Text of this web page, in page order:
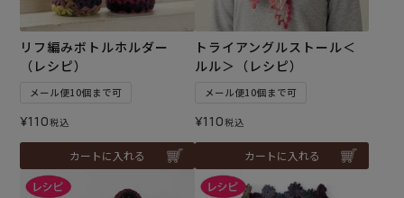
リフ編みボトルホルダー
（レシピ）
メール便10個まで可
¥110税込
カートに入れる
トライアングルストール＜
ルル＞（レシピ）
メール便10個まで可
¥110税込
カートに入れる